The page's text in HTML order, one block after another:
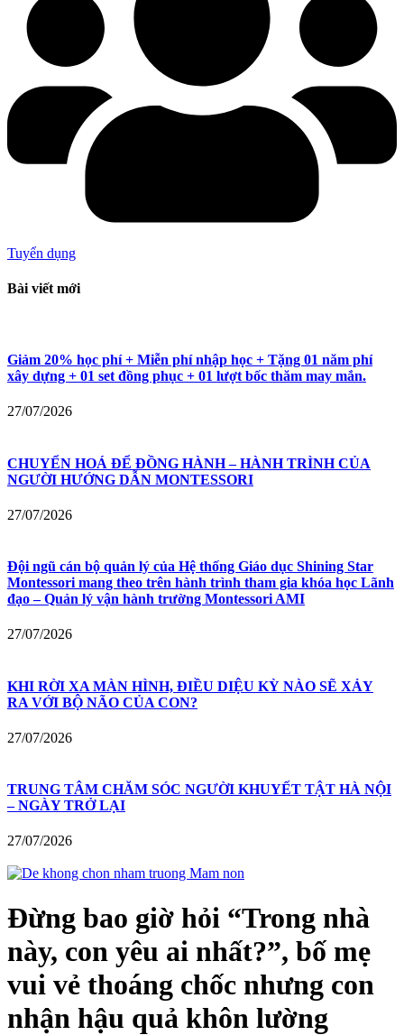
Tuyển dụng
Bài viết mới
Giảm 20% học phí + Miễn phí nhập học + Tặng 01 năm phí
xây dựng + 01 set đồng phục + 01 lượt bốc thăm may mắn.
27/07/2026
CHUYỂN HOÁ ĐỂ ĐỒNG HÀNH – HÀNH TRÌNH CỦA
NGƯỜI HƯỚNG DẪN MONTESSORI
27/07/2026
Đội ngũ cán bộ quản lý của Hệ thống Giáo dục Shining Star
Montessori mang theo trên hành trình tham gia khóa học Lãnh
đạo – Quản lý vận hành trường Montessori AMI
27/07/2026
KHI RỜI XA MÀN HÌNH, ĐIỀU DIỆU KỲ NÀO SẼ XẢY
RA VỚI BỘ NÃO CỦA CON?
27/07/2026
TRUNG TÂM CHĂM SÓC NGƯỜI KHUYẾT TẬT HÀ NỘI
– NGÀY TRỞ LẠI
27/07/2026
Đừng bao giờ hỏi “Trong nhà
này, con yêu ai nhất?”, bố mẹ
vui vẻ thoáng chốc nhưng con
nhận hậu quả khôn lường